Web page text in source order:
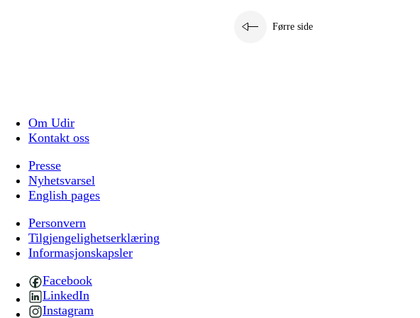
Førre side
Om Udir
Kontakt oss
Presse
Nyhetsvarsel
English pages
Personvern
Tilgjengelighetserklæring
Informasjonskapsler
Facebook
LinkedIn
Instagram